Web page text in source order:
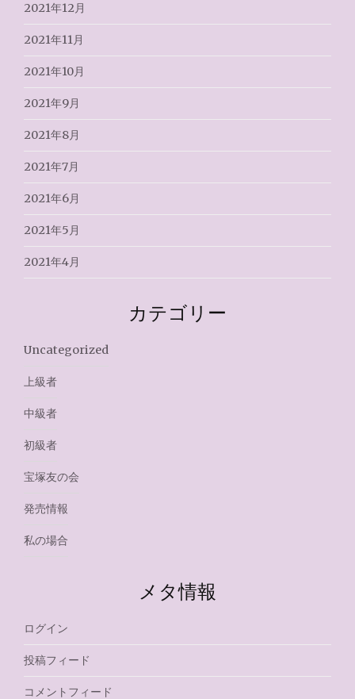
2021年12月
2021年11月
2021年10月
2021年9月
2021年8月
2021年7月
2021年6月
2021年5月
2021年4月
カテゴリー
Uncategorized
上級者
中級者
初級者
宝塚友の会
発売情報
私の場合
メタ情報
ログイン
投稿フィード
コメントフィード